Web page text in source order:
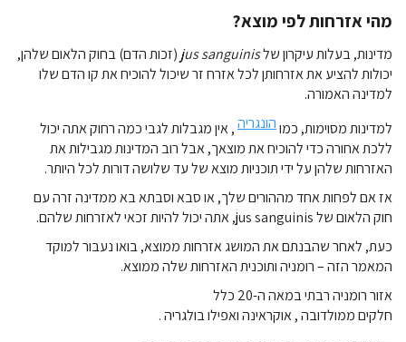
מהי אזרחות לפי מוצא?
מדינות, בעלות עיקרון שלjus sanguinis (זכות הדם) בחוק הלאום שלהן,
יכולות להציע את אזרחותן לכל אזרח זר שיכול להוכיח את קו הדם שלו
למדינה האמורה.
למדינות מסוימות, כמוהונגריה, אין מגבלות לגבי כמה רחוק אתה יכול
ללכת אחורה כדי להוכיח את מוצאך, אבל רוב המדינות מגבילות את
האזרחות שלהן על ידי תוכניות מוצא של עד שלושה דורות לכל היותר.
אז אם לפחות אחד מההורים שלך, או סבא וסבתא בא ממדינה זרה עם
חוק הלאום של jus sanguinis, אתה יכול להיות זכאי לאזרחות שלהם.
כעת, לאחר שהבנתם את המושג אזרחות ממוצא, בואו נעבור למוקד
המאמר הזה – רומניה ותוכנית האזרחות שלה ממוצא.
אזור רומניה רבתי במאה ה-20 כלל
חלקיםממולדובה , אוקראינה ואפילו בולגריה .